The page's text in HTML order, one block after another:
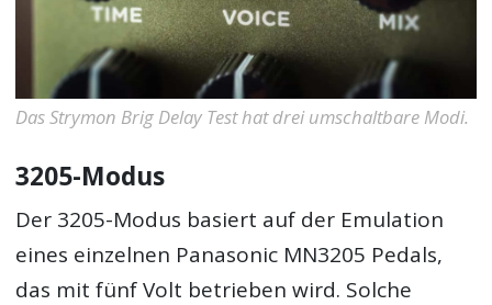
Das Strymon Brig Delay Test hat drei umschaltbare Modi.
3205-Modus
Der 3205-Modus basiert auf der Emulation
eines einzelnen Panasonic MN3205 Pedals,
das mit fünf Volt betrieben wird. Solche